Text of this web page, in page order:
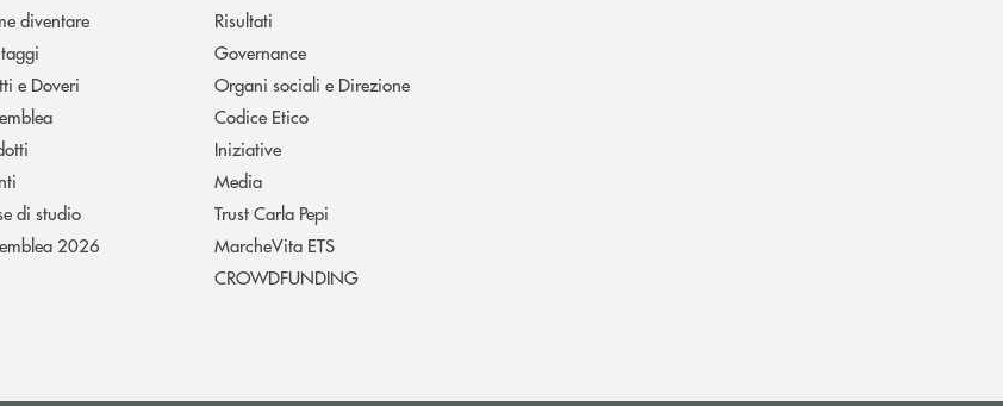
diventare
e Doveri
di studio
2026
Risultati
Governance
Organi sociali e Direzione
Codice Etico
Iniziative
Media
Trust Carla Pepi
MarcheVita ETS
CROWDFUNDING